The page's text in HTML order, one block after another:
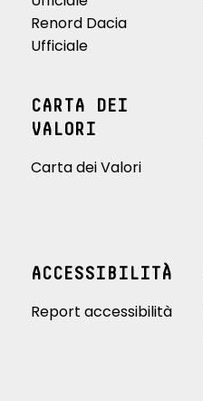
Renord Dacia
Ufficiale
CARTA DEI
VALORI
Carta dei Valori
ACCESSIBILITÀ
Report accessibilità